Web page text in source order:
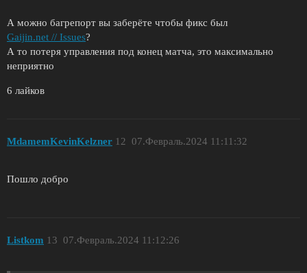
А можно багрепорт вы заберёте чтобы фикс был
Gaijin.net // Issues?
А то потеря управления под конец матча, это максимально
неприятно
6 лайков
MdamemKevinKelzner 07.Февраль.2024 11:11:32
12
Пошло добро
Listkom 07.Февраль.2024 11:12:26
13